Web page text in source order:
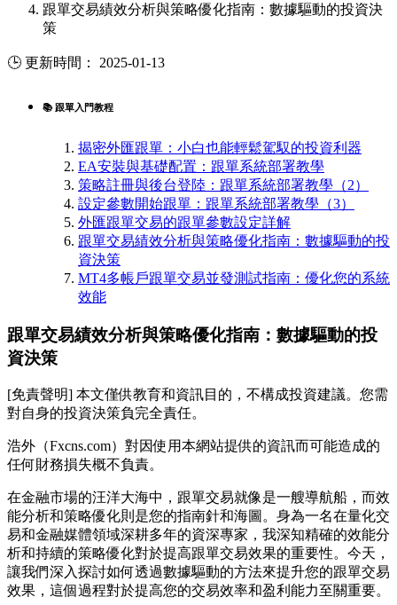
跟單交易績效分析與策略優化指南：數據驅動的投資決
策
🕒 更新時間： 2025-01-13
📚 跟單入門教程
揭密外匯跟單：小白也能輕鬆駕馭的投資利器
EA安裝與基礎配置：跟單系統部署教學
策略註冊與後台登陸：跟單系統部署教學（2）
設定參數開始跟單：跟單系統部署教學（3）
外匯跟單交易的跟單參數設定詳解
跟單交易績效分析與策略優化指南：數據驅動的投
資決策
MT4多帳戶跟單交易並發測試指南：優化您的系統
效能
跟單交易績效分析與策略優化指南：數據驅動的投
資決策
[免責聲明] 本文僅供教育和資訊目的，不構成投資建議。您需
對自身的投資決策負完全責任。
浩外（Fxcns.com）對因使用本網站提供的資訊而可能造成的
任何財務損失概不負責。
在金融市場的汪洋大海中，跟單交易就像是一艘導航船，而效
能分析和策略優化則是您的指南針和海圖。身為一名在量化交
易和金融媒體領域深耕多年的資深專家，我深知精確的效能分
析和持續的策略優化對於提高跟單交易效果的重要性。今天，
讓我們深入探討如何透過數據驅動的方法來提升您的跟單交易
效果，這個過程對於提高您的交易效率和盈利能力至關重要。